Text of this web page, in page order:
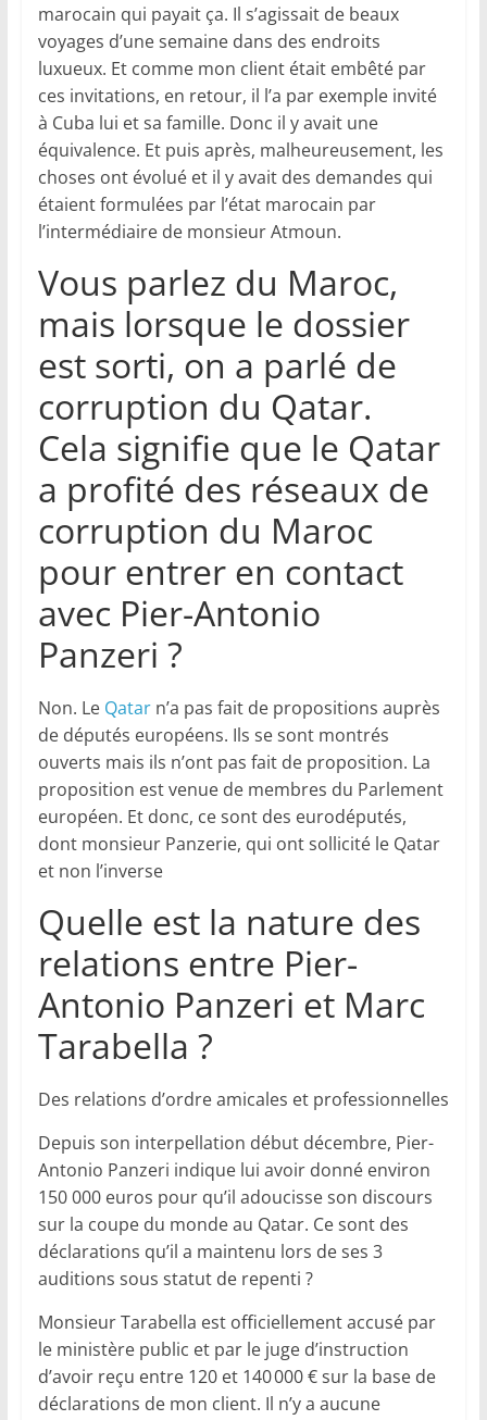
marocain qui payait ça. Il s’agissait de beaux
voyages d’une semaine dans des endroits
luxueux. Et comme mon client était embêté par
ces invitations, en retour, il l’a par exemple invité
à Cuba lui et sa famille. Donc il y avait une
équivalence. Et puis après, malheureusement, les
choses ont évolué et il y avait des demandes qui
étaient formulées par l’état marocain par
l’intermédiaire de monsieur Atmoun.
Vous parlez du Maroc,
mais lorsque le dossier
est sorti, on a parlé de
corruption du Qatar.
Cela signifie que le Qatar
a profité des réseaux de
corruption du Maroc
pour entrer en contact
avec Pier-Antonio
Panzeri ?
Non. Le Qatarn’a pas fait de propositions auprès
de députés européens. Ils se sont montrés
ouverts mais ils n’ont pas fait de proposition. La
proposition est venue de membres du Parlement
européen. Et donc, ce sont des eurodéputés,
dont monsieur Panzerie, qui ont sollicité le Qatar
et non l’inverse
Quelle est la nature des
relations entre Pier-
Antonio Panzeri et Marc
Tarabella ?
Des relations d’ordre amicales et professionnelles
Depuis son interpellation début décembre, Pier-
Antonio Panzeri indique lui avoir donné environ
150 000 euros pour qu’il adoucisse son discours
sur la coupe du monde au Qatar. Ce sont des
déclarations qu’il a maintenu lors de ses 3
auditions sous statut de repenti ?
Monsieur Tarabella est officiellement accusé par
le ministère public et par le juge d’instruction
d’avoir reçu entre 120 et 140 000 € sur la base de
déclarations de mon client. Il n’y a aucune